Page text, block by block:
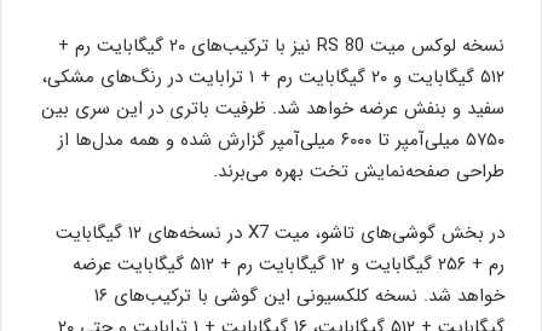
نسخه لوکس میت 80 RS نیز با ترکیب‌های ۲۰ گیگابایت رم +
۵۱۲ گیگابایت و ۲۰ گیگابایت رم + ۱ ترابایت در رنگ‌های مشکی،
سفید و بنفش عرضه خواهد شد. ظرفیت باتری در این سری بین
۵۷۵۰ میلی‌آمپر تا ۶۰۰۰ میلی‌آمپر گزارش شده و همه مدل‌ها از
طراحی صفحه‌نمایش تخت بهره می‌برند.
در بخش گوشی‌های تاشو، میت X7 در نسخه‌های ۱۲ گیگابایت
رم + ۲۵۶ گیگابایت و ۱۲ گیگابایت رم + ۵۱۲ گیگابایت عرضه
خواهد شد. نسخه کلکسیونی این گوشی با ترکیب‌های ۱۶